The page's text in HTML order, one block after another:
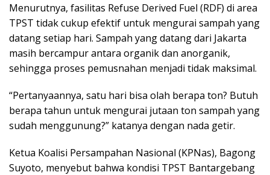
Menurutnya, fasilitas Refuse Derived Fuel (RDF) di area
TPST tidak cukup efektif untuk mengurai sampah yang
datang setiap hari. Sampah yang datang dari Jakarta
masih bercampur antara organik dan anorganik,
sehingga proses pemusnahan menjadi tidak maksimal.
“Pertanyaannya, satu hari bisa olah berapa ton? Butuh
berapa tahun untuk mengurai jutaan ton sampah yang
sudah menggunung?” katanya dengan nada getir.
Ketua Koalisi Persampahan Nasional (KPNas), Bagong
Suyoto, menyebut bahwa kondisi TPST Bantargebang